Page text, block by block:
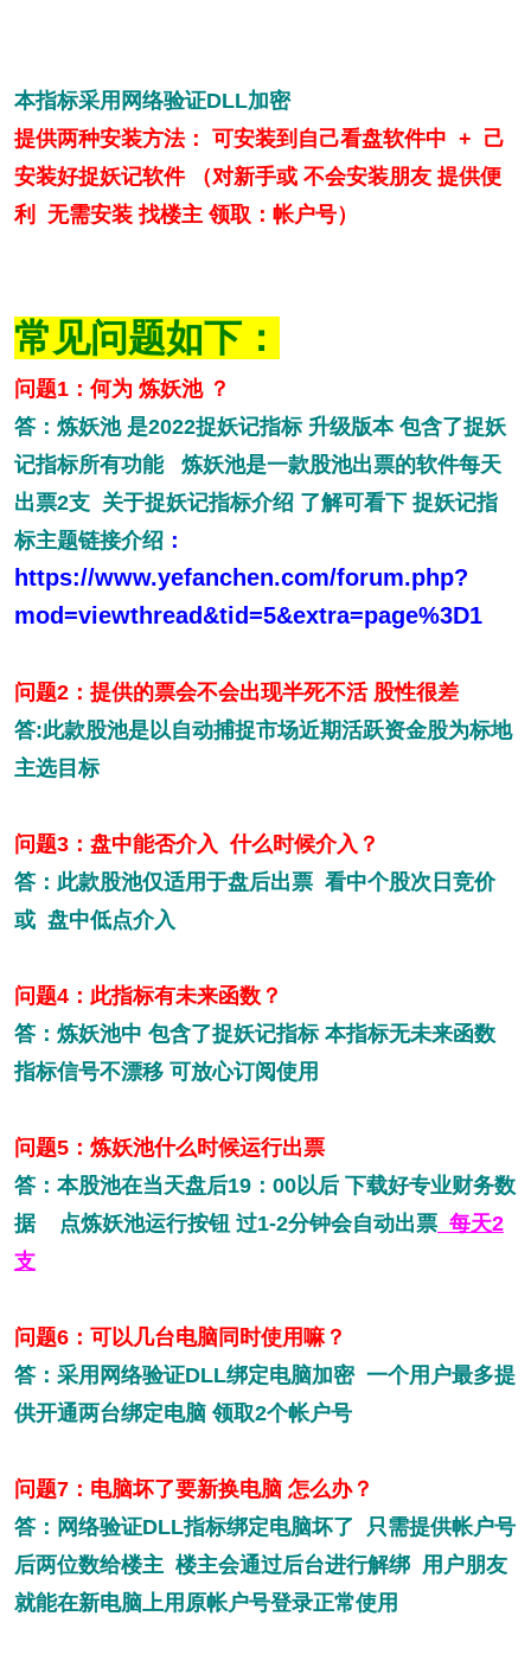
本指标采用网络验证DLL加密
提供两种安装方法： 可安装到自己看盘软件中 + 己
安装好捉妖记软件 （对新手或 不会安装朋友 提供便
利 无需安装 找楼主 领取：帐户号）
常见问题如下：
问题1：何为 炼妖池 ？
答：炼妖池 是2022捉妖记指标 升级版本 包含了捉妖
记指标所有功能 炼妖池是一款股池出票的软件每天
出票2支 关于捉妖记指标介绍 了解可看下 捉妖记指
标主题链接介绍：
https://www.yefanchen.com/forum.php?
mod=viewthread&tid=5&extra=page%3D1
问题2：提供的票会不会出现半死不活 股性很差
答:此款股池是以自动捕捉市场近期活跃资金股为标地
主选目标
问题3：盘中能否介入 什么时候介入？
答：此款股池仅适用于盘后出票 看中个股次日竞价
或 盘中低点介入
问题4：此指标有未来函数？
答：炼妖池中 包含了捉妖记指标 本指标无未来函数
指标信号不漂移 可放心订阅使用
问题5：炼妖池什么时候运行出票
答：本股池在当天盘后19：00以后 下载好专业财务数
据 点炼妖池运行按钮 过1-2分钟会自动出票每天2
支
问题6：可以几台电脑同时使用嘛？
答：采用网络验证DLL绑定电脑加密 一个用户最多提
供开通两台绑定电脑 领取2个帐户号
问题7：电脑坏了要新换电脑 怎么办？
答：网络验证DLL指标绑定电脑坏了 只需提供帐户号
后两位数给楼主 楼主会通过后台进行解绑 用户朋友
就能在新电脑上用原帐户号登录正常使用